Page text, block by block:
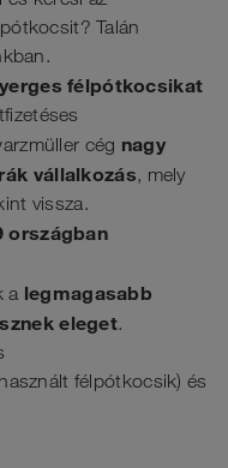
Talán
félpótkocsikat
cég nagy
vállalkozás, mely
vissza.
országban
a legmagasabb
eleget.
félpótkocsik) és